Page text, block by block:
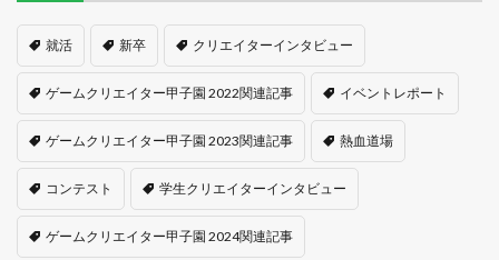
就活 新卒 クリエイターインタビュー
ゲームクリエイター甲子園 2022関連記事 イベントレポート
ゲームクリエイター甲子園 2023関連記事 熱血道場
コンテスト 学生クリエイターインタビュー
ゲームクリエイター甲子園 2024関連記事